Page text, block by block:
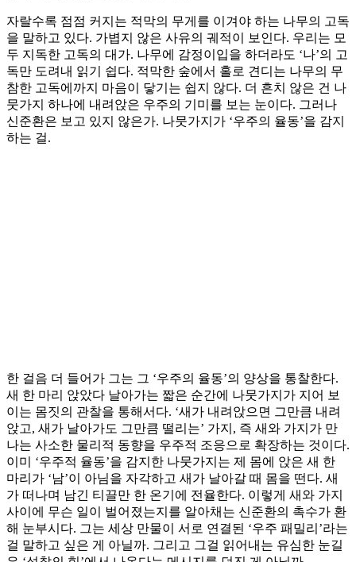
자랄수록 점점 커지는 적막의 무게를 이겨야 하는 나무의 고독
을 말하고 있다. 가볍지 않은 사유의 궤적이 보인다. 우리는 모
두 지독한 고독의 대가. 나무에 감정이입을 하더라도 ‘나’의 고
독만 도려내 읽기 쉽다. 적막한 숲에서 홀로 견디는 나무의 무
참한 고독에까지 마음이 닿기는 쉽지 않다. 더 흔치 않은 건 나
뭇가지 하나에 내려앉은 우주의 기미를 보는 눈이다. 그러나
신준환은 보고 있지 않은가. 나뭇가지가 ‘우주의 율동’을 감지
하는 걸.
한 걸음 더 들어가 그는 그 ‘우주의 율동’의 양상을 통찰한다.
새 한 마리 앉았다 날아가는 짧은 순간에 나뭇가지가 지어 보
이는 몸짓의 관찰을 통해서다. ‘새가 내려앉으면 그만큼 내려
앉고, 새가 날아가도 그만큼 떨리는’ 가지, 즉 새와 가지가 만
나는 사소한 물리적 동향을 우주적 조응으로 확장하는 것이다.
이미 ‘우주적 율동’을 감지한 나뭇가지는 제 몸에 앉은 새 한
마리가 ‘남’이 아님을 자각하고 새가 날아갈 때 몸을 떤다. 새
가 떠나며 남긴 티끌만 한 온기에 전율한다. 이렇게 새와 가지
사이에 무슨 일이 벌어졌는지를 알아채는 신준환의 촉수가 환
해 눈부시다. 그는 세상 만물이 서로 연결된 ‘우주 패밀리’라는
걸 말하고 싶은 게 아닐까. 그리고 그걸 읽어내는 유심한 눈길